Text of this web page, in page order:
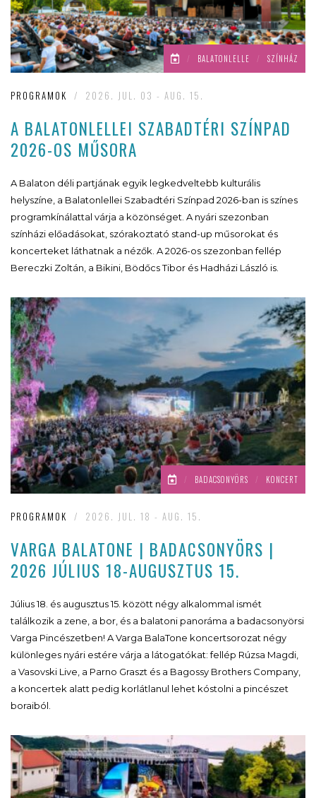
/ BALATONLELLE / SZÍNHÁZ
PROGRAMOK / 2026. JUL. 03 - AUG. 15.
A BALATONLELLEI SZABADTÉRI SZÍNPAD
2026-OS MŰSORA
A Balaton déli partjának egyik legkedveltebb kulturális
helyszíne, a Balatonlellei Szabadtéri Színpad 2026-ban is színes
programkínálattal várja a közönséget. A nyári szezonban
színházi előadásokat, szórakoztató stand-up műsorokat és
koncerteket láthatnak a nézők. A 2026-os szezonban fellép
Bereczki Zoltán, a Bikini, Bödőcs Tibor és Hadházi László is.
/ BADACSONYÖRS / KONCERT
PROGRAMOK / 2026. JUL. 18 - AUG. 15.
VARGA BALATONE | BADACSONYÖRS |
2026 JÚLIUS 18-AUGUSZTUS 15.
Július 18. és augusztus 15. között négy alkalommal ismét
találkozik a zene, a bor, és a balatoni panoráma a badacsonyörsi
Varga Pincészetben! A Varga BalaTone koncertsorozat négy
különleges nyári estére várja a látogatókat: fellép Rúzsa Magdi,
a Vasovski Live, a Parno Graszt és a Bagossy Brothers Company,
a koncertek alatt pedig korlátlanul lehet kóstolni a pincészet
boraiból.